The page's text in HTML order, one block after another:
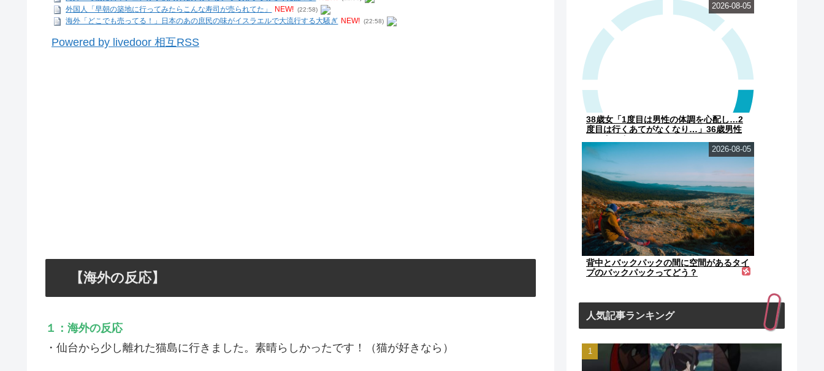
外国人「早朝の築地に行ってみたらこんな寿司が売られてた」 NEW! (22:58)
海外「どこでも売ってる！」日本のあの庶民の味がイスラエルで大流行する大騒ぎ NEW! (22:58)
Powered by livedoor 相互RSS
【海外の反応】
１：海外の反応
・仙台から少し離れた猫島に行きました。素晴らしかったです！（猫が好きなら）
38歳女「1度目は男性の体調を心配し…2
度目は行くあてがなくなり…」36歳男性
2026-08-05
背中とバックパックの間に空間があるタイ
プのバックパックってどう？
2026-08-05
人気記事ランキング